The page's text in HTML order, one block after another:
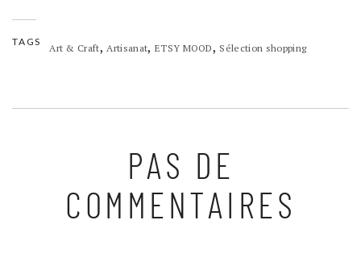
TAGS
Art & Craft,Artisanat, ETSY MOOD, Sélection shopping
PAS DE
COMMENTAIRES